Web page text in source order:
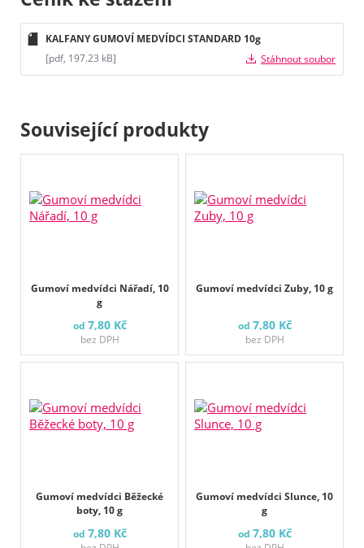
KALFANY GUMOVÍ MEDVÍDCI STANDARD 10g
[pdf, 197.23 kB]
Stáhnout soubor
Související produkty
Gumoví medvídci Nářadí, 10
g
od 7,80 Kč
bez DPH
Gumoví medvídci Zuby, 10 g
od 7,80 Kč
bez DPH
Gumoví medvídci Běžecké
boty, 10 g
od 7,80 Kč
Gumoví medvídci Slunce, 10
g
od 7,80 Kč